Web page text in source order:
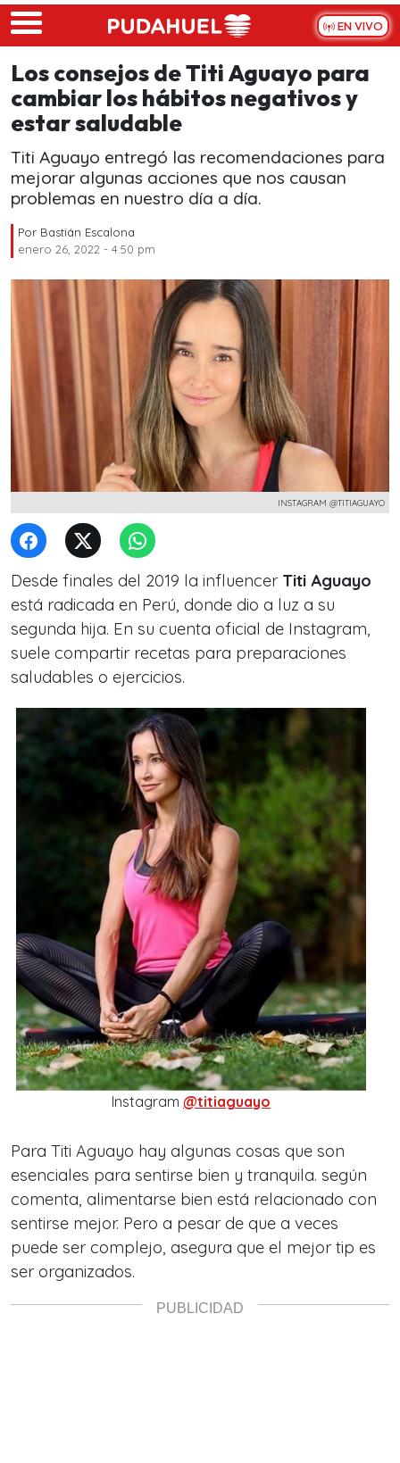
Skip to main content
EN VIVO
Los consejos de Titi Aguayo para
cambiar los hábitos negativos y
estar saludable
Titi Aguayo entregó las recomendaciones para
mejorar algunas acciones que nos causan
problemas en nuestro día a día.
Por Bastián Escalona
enero 26, 2022 - 4:50 pm
INSTAGRAM @TITIAGUAYO
Desde finales del 2019 la influencer Titi Aguayo
está radicada en Perú, donde dio a luz a su
segunda hija. En su cuenta oficial de Instagram,
suele compartir recetas para preparaciones
saludables o ejercicios.
Instagram @titiaguayo
Para Titi Aguayo hay algunas cosas que son
esenciales para sentirse bien y tranquila. según
comenta, alimentarse bien está relacionado con
sentirse mejor. Pero a pesar de que a veces
puede ser complejo, asegura que el mejor tip es
ser organizados.